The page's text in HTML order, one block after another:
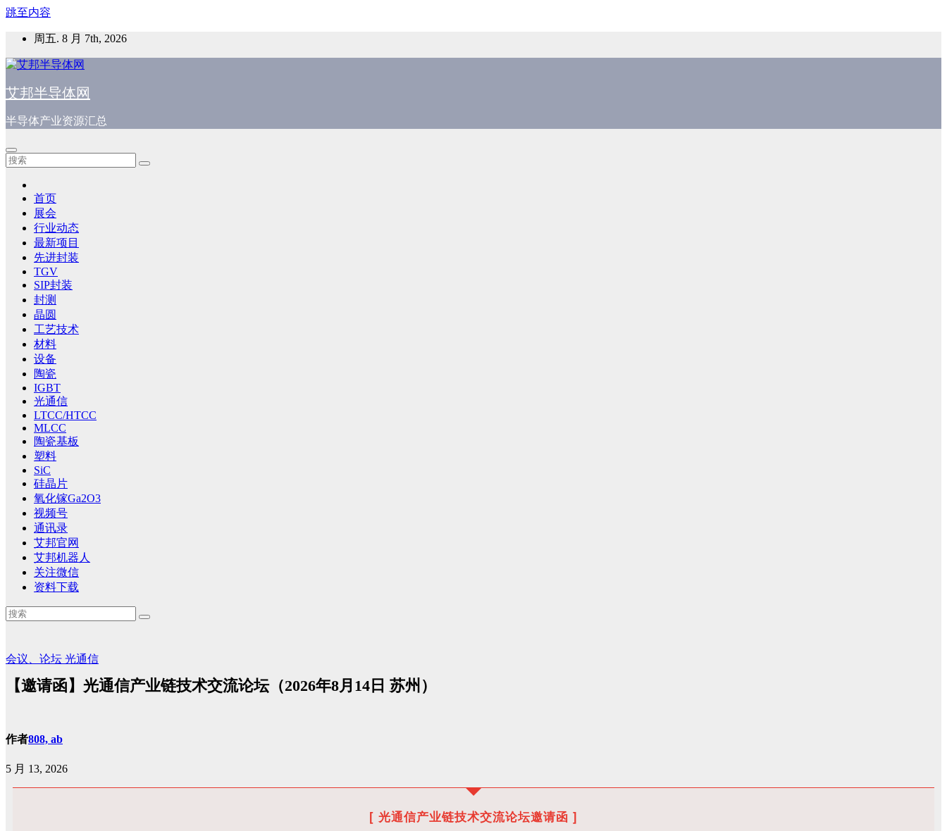
跳至内容
周五. 8 月 7th, 2026
艾邦半导体网
半导体产业资源汇总
首页
展会
行业动态
最新项目
先进封装
TGV
SIP封装
封测
晶圆
工艺技术
材料
设备
陶瓷
IGBT
光通信
LTCC/HTCC
MLCC
陶瓷基板
塑料
SiC
硅晶片
氧化镓Ga2O3
视频号
通讯录
艾邦官网
艾邦机器人
关注微信
资料下载
会议、论坛 光通信
【邀请函】光通信产业链技术交流论坛（2026年8月14日 苏州）
作者808, ab
5 月 13, 2026
[ 光通信产业链技术交流论坛邀请函 ]